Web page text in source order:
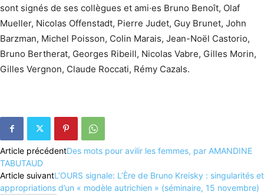
sont signés de ses collègues et ami·es Bruno Benoît, Olaf
Mueller, Nicolas Offenstadt, Pierre Judet, Guy Brunet, John
Barzman, Michel Poisson, Colin Marais, Jean-Noël Castorio,
Bruno Bertherat, Georges Ribeill, Nicolas Vabre, Gilles Morin,
Gilles Vergnon, Claude Roccati, Rémy Cazals.
Article précédentDes mots pour avilir les femmes, par AMANDINE
TABUTAUD
Article suivantL’OURS signale: L’Ère de Bruno Kreisky : singularités et
appropriations d’un « modèle autrichien » (séminaire, 15 novembre)